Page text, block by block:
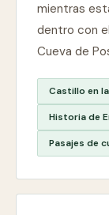
mientras
dentro con
Cueva de
Castillo en
Historia de
Pasajes de